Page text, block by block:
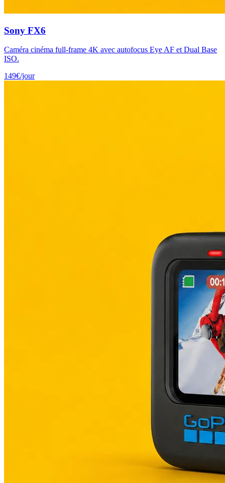
Sony FX6
Caméra cinéma full-frame 4K avec autofocus Eye AF et Dual Base
ISO.
149€/jour